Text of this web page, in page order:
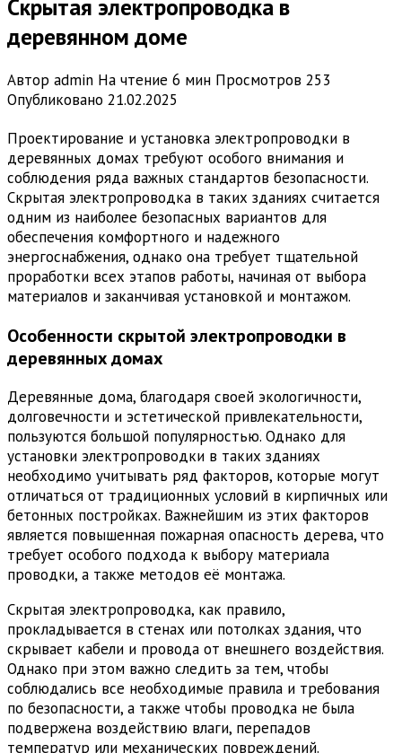
Скрытая электропроводка в
деревянном доме
Автор admin На чтение 6 мин Просмотров 253
Опубликовано 21.02.2025
Проектирование и установка электропроводки в
деревянных домах требуют особого внимания и
соблюдения ряда важных стандартов безопасности.
Скрытая электропроводка в таких зданиях считается
одним из наиболее безопасных вариантов для
обеспечения комфортного и надежного
энергоснабжения, однако она требует тщательной
проработки всех этапов работы, начиная от выбора
материалов и заканчивая установкой и монтажом.
Особенности скрытой электропроводки в
деревянных домах
Деревянные дома, благодаря своей экологичности,
долговечности и эстетической привлекательности,
пользуются большой популярностью. Однако для
установки электропроводки в таких зданиях
необходимо учитывать ряд факторов, которые могут
отличаться от традиционных условий в кирпичных или
бетонных постройках. Важнейшим из этих факторов
является повышенная пожарная опасность дерева, что
требует особого подхода к выбору материала
проводки, а также методов её монтажа.
Скрытая электропроводка, как правило,
прокладывается в стенах или потолках здания, что
скрывает кабели и провода от внешнего воздействия.
Однако при этом важно следить за тем, чтобы
соблюдались все необходимые правила и требования
по безопасности, а также чтобы проводка не была
подвержена воздействию влаги, перепадов
температур или механических повреждений.